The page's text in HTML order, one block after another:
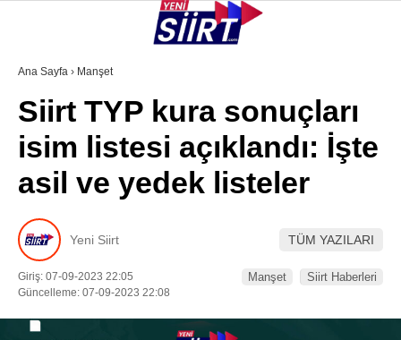
KURTALAN
ERUH
BAYKAN
PERVARI
ŞIRVAN
TILLO
Ana Sayfa › Manşet
Siirt TYP kura sonuçları
isim listesi açıklandı: İşte
asil ve yedek listeler
Yeni Siirt TÜM YAZILARI
Giriş: 07-09-2023 22:05
Güncelleme: 07-09-2023 22:08
Manşet Siirt Haberleri